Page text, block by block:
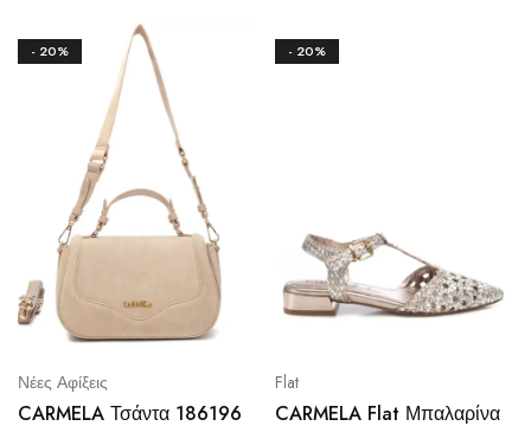
- 20%
Νέες Αφίξεις
CARMELA Τσάντα 186196
- 20%
Flat
CARMELA Flat Μπαλαρίνα